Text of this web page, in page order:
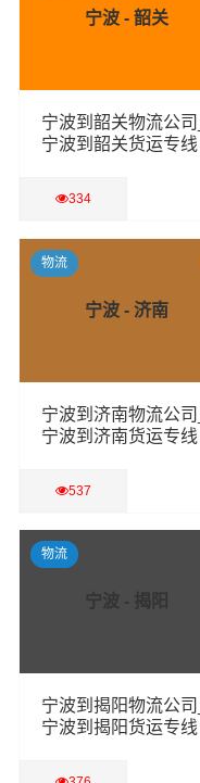
宁波 - 韶关
宁波到韶关物流公司_
宁波到韶关货运专线
334
查看详细
宁波 - 济南
宁波到济南物流公司_
宁波到济南货运专线
537
查看详细
物流
宁波 - 揭阳
宁波到揭阳物流公司_
宁波到揭阳货运专线
物流